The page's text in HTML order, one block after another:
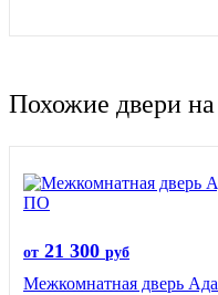
Похожие двери
от 21 300 руб
Межкомнатная дверь